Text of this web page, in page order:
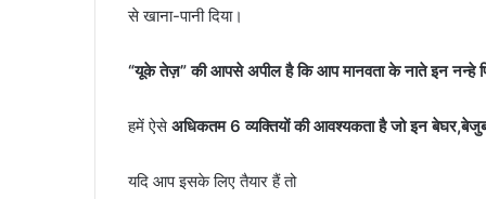
से खाना-पानी दिया।
“यूके तेज़” की आपसे अपील है कि आप मानवता के नाते इन नन्हे
हमें ऐसेअधिकतम 6 व्यक्तियों की आवश्यकता है जो इन
यदि आप इसके लिए तैयार हैं तो